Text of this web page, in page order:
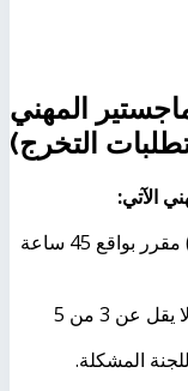
المهني
التخرج)
الآتي:
1 - اجتياز المقررات الدراسية وعددها (15) مقرر بواقع 45 ساعة